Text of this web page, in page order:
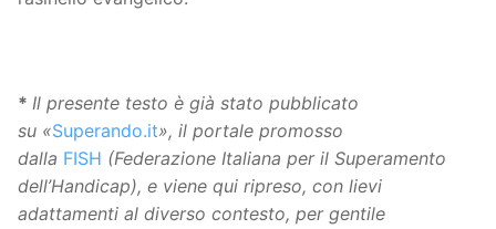
* Il presente testo è già stato pubblicato
su «Superando.it», il portale promosso
dalla FISH (Federazione Italiana per il Superamento
dell’Handicap), e viene qui ripreso, con lievi
adattamenti al diverso contesto, per gentile